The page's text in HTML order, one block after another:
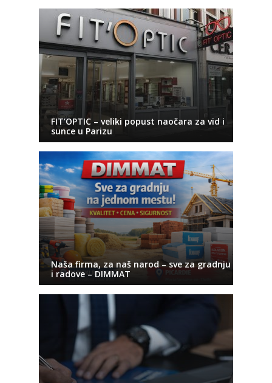
FIT’OPTIC – veliki popust naočara za vid i
sunce u Parizu
Naša firma, za naš narod – sve za gradnju
i radove – DIMMAT